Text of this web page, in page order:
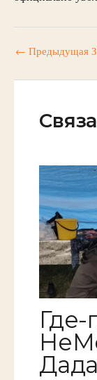
← Предыдущая
Где-
Дада